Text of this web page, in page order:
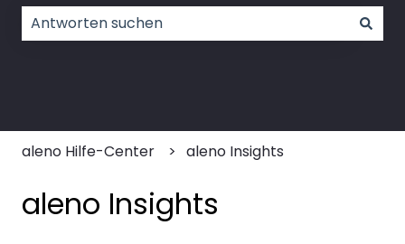
aleno Hilfe-Center aleno Insights
aleno Insights